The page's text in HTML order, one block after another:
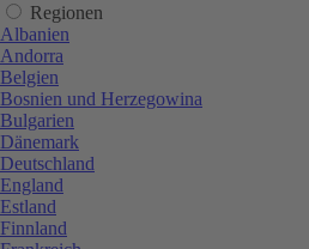
Regionen
Albanien
Andorra
Belgien
Bosnien und Herzegowina
Bulgarien
Dänemark
Deutschland
England
Estland
Finnland